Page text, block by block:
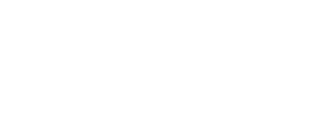
kampanjer. Du som är Menigo-